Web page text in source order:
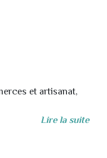
et artisanat,
Lire la suite